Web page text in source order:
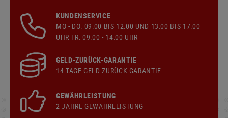
KUNDENSERVICE
MO - DO: 09:00 BIS 12:00 UND 13:00 BIS 17:00
UHR FR: 09:00 - 14:00 UHR
GELD-ZURÜCK-GARANTIE
14 TAGE GELD-ZURÜCK-GARANTIE
GEWÄHRLEISTUNG
2 JAHRE GEWÄHRLEISTUNG